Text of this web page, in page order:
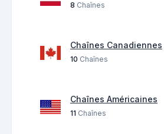
8 Chaînes
Chaînes Canadiennes
10 Chaînes
Chaînes Américaines
11 Chaînes